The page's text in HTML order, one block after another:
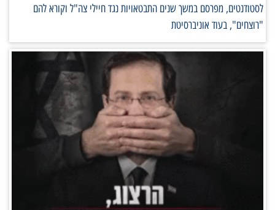
לסטודנטים, מפרסם במשך שנים התבטאויות נגד חיילי צה"ל וקורא להם
"רוצחים", בעוד אוניברסיטת